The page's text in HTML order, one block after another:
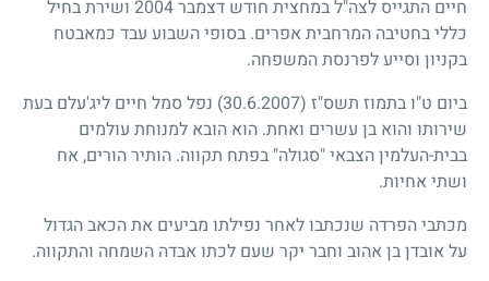
חיים התגייס לצה"ל במחצית חודש דצמבר 2004 ושירת בחיל
כללי בחטיבה המרחבית אפרים. בסופי השבוע עבד כמאבטח
בקניון וסייע לפרנסת המשפחה.
ביום ט"ו בתמוז תשס"ז (30.6.2007)
נפל סמל חיים ליג'עלם בעת
שירותו והוא בן עשרים ואחת. הוא הובא למנוחת עולמים
בבית-העלמין הצבאי "סגולה" בפתח תקווה. הותיר הורים, אח
ושתי אחיות.
מכתבי הפרדה שנכתבו לאחר נפילתו מביעים את הכאב הגדול
על אובדן בן אהוב וחבר יקר שעם לכתו אבדה השמחה והתקווה.